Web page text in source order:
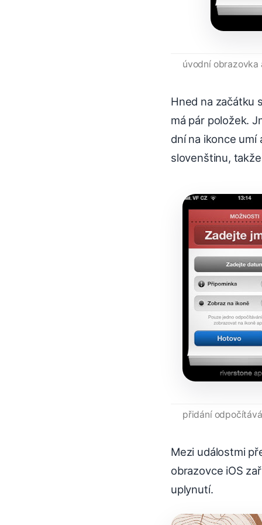
úvodní obrazovka
Hned na začátku
má pár položek.
dní na ikonce umí
slovenštinu,
přidání
Mezi událostmi
obrazovce iOS
uplynutí.